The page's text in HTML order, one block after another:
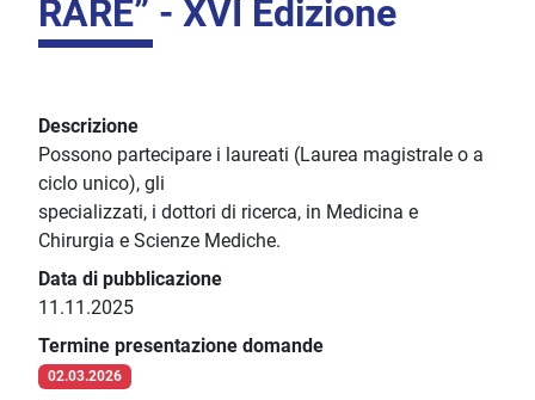
RARE” - XVI Edizione
Descrizione
Possono partecipare i laureati (Laurea magistrale o a
ciclo unico), gli
specializzati, i dottori di ricerca, in Medicina e
Chirurgia e Scienze Mediche.
Data di pubblicazione
11.11.2025
Termine presentazione domande
02.03.2026